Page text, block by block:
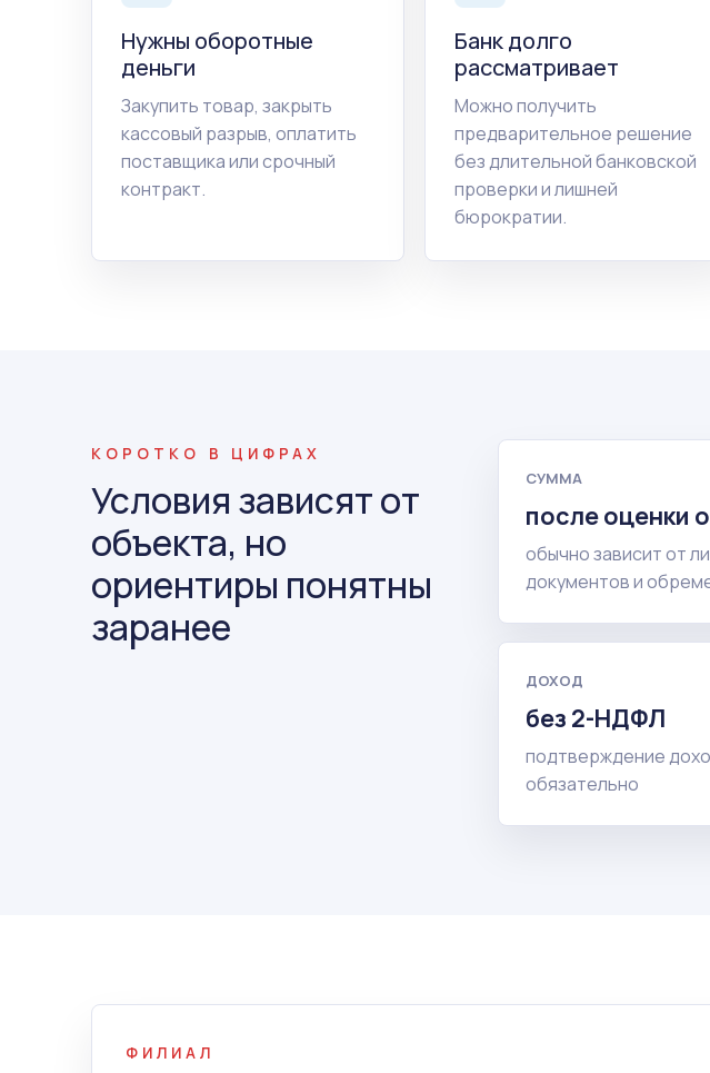
Нужны оборотные
деньги
Закупить товар, закрыть
кассовый разрыв, оплатить
поставщика или срочный
контракт.
Банк долго
рассматривает
Можно получить
предварительное решение
без длительной банковской
проверки и лишней
бюрократии.
КОРОТКО В ЦИФРАХ
Условия зависят от
объекта, но
ориентиры понятны
заранее
СУММА
после оценки
обычно зависит от
документов и
ДОХОД
без 2-НДФЛ
подтверждение
обязательно
ФИЛИАЛ